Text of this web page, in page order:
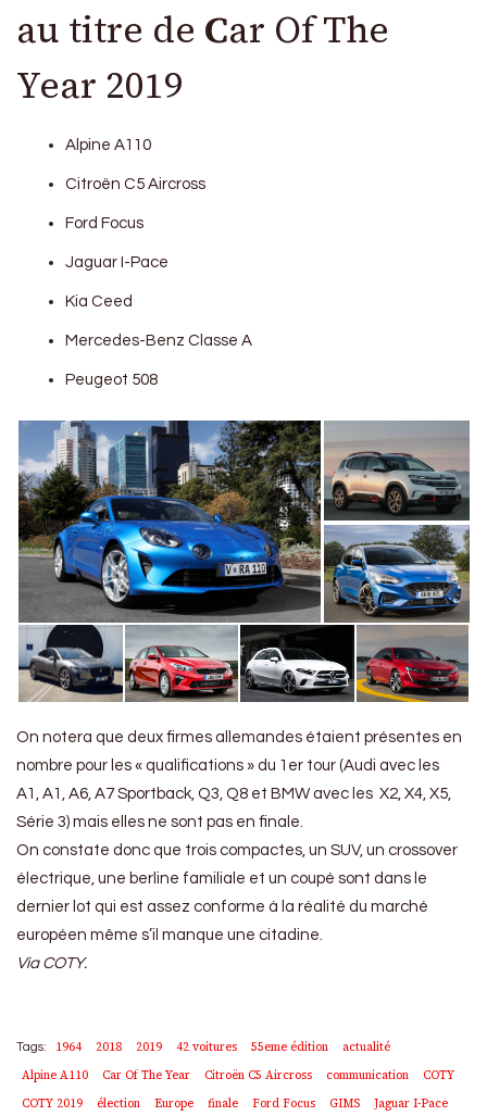
au titre de Car Of The
Year 2019
Alpine A110
Citroën C5 Aircross
Ford Focus
Jaguar I-Pace
Kia Ceed
Mercedes-Benz Classe A
Peugeot 508
On notera que deux firmes allemandes étaient présentes en
nombre pour les « qualifications » du 1er tour (Audi avec les
A1, A1, A6, A7 Sportback, Q3, Q8 et BMW avec les X2, X4, X5,
Série 3) mais elles ne sont pas en finale.
On constate donc que trois compactes, un SUV, un crossover
électrique, une berline familiale et un coupé sont dans le
dernier lot qui est assez conforme à la réalité du marché
européen même s’il manque une citadine.
Via COTY.
Tags: 1964 2018 2019 42 voitures 55eme édition
actualité
Alpine A110
Car Of The Year Citroën C5 Aircross communication
COTY
COTY 2019
élection Europe finale Ford Focus GIMS Jaguar I-Pace